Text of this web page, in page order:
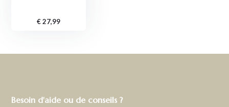
€ 27,99
Besoin d'aide ou de conseils ?